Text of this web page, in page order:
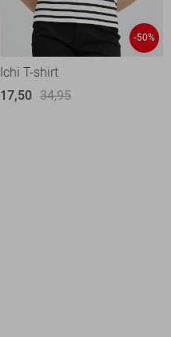
-50%
Ichi T-shirt
17,50 34,95